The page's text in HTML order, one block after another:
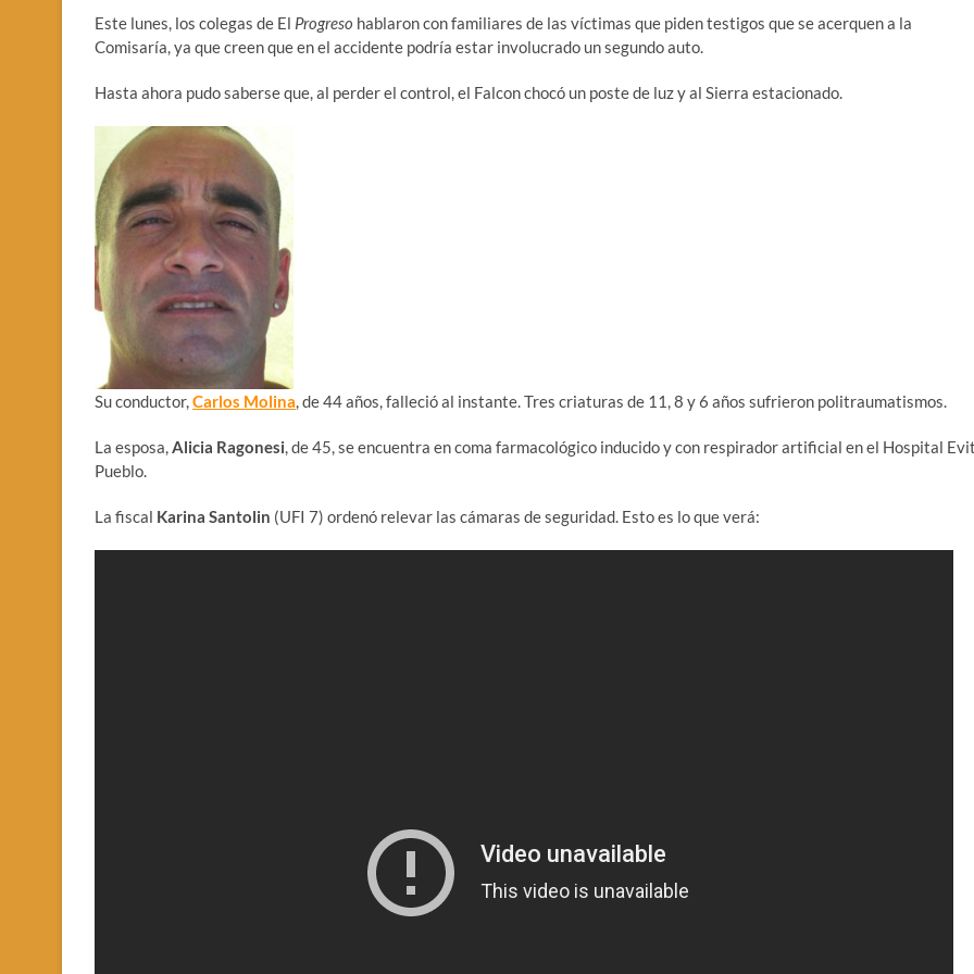
Este lunes, los colegas de El Progreso hablaron con familiares de las víctimas que piden testigos que se acerquen a la
Comisaría, ya que creen que en el accidente podría estar involucrado un segundo auto.
Hasta ahora pudo saberse que, al perder el control, el Falcon chocó un poste de luz y al Sierra estacionado.
Su conductor,Carlos Molina, de 44 años, falleció al instante. Tres criaturas de 11, 8 y 6 años sufrieron politraumatismos.
La esposa,Alicia Ragonesi, de 45, se encuentra en coma farmacológico inducido y con respirador artificial en el Hospital
Pueblo.
La fiscal Karina Santolin (UFI 7) ordenó relevar las cámaras de seguridad. Esto es lo que verá: